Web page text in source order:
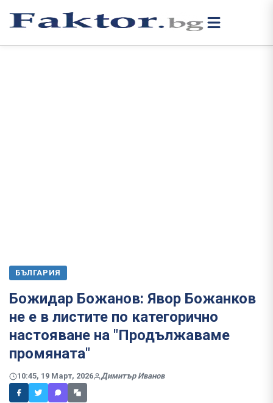
БЪЛГАРИЯ
Божидар Божанов: Явор Божанков
не е в листите по категорично
настояване на "Продължаваме
промяната"
10:45, 19 Март, 2026 Димитър Иванов